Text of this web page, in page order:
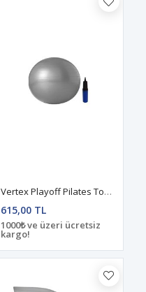
Vertex Playoff Pilates Topu 65 Cm. Metalik Gri
615,00 TL
1000₺ ve üzeri ücretsiz
kargo!